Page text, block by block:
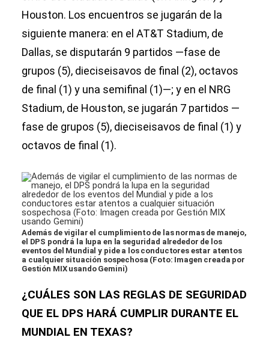
Houston. Los encuentros se jugarán de la
siguiente manera: en el AT&T Stadium, de
Dallas, se disputarán 9 partidos —fase de
grupos (5), dieciseisavos de final (2), octavos
de final (1) y una semifinal (1)—; y en el NRG
Stadium, de Houston, se jugarán 7 partidos —
fase de grupos (5), dieciseisavos de final (1) y
octavos de final (1).
Además de vigilar el cumplimiento de las normas de manejo,
el DPS pondrá la lupa en la seguridad alrededor de los
eventos del Mundial y pide a los conductores estar atentos
a cualquier situación sospechosa (Foto: Imagen creada por
Gestión MIX usando Gemini)
¿CUÁLES SON LAS REGLAS DE SEGURIDAD
QUE EL DPS HARÁ CUMPLIR DURANTE EL
MUNDIAL EN TEXAS?